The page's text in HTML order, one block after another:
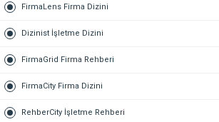
FirmaLens Firma Dizini
Dizinist İşletme Dizini
FirmaGrid Firma Rehberi
FirmaCity Firma Dizini
RehberCity İşletme Rehberi